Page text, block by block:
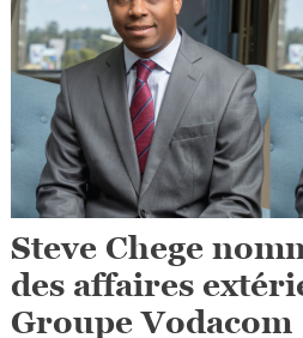
Steve Chege
des affaires
Groupe Vodacom